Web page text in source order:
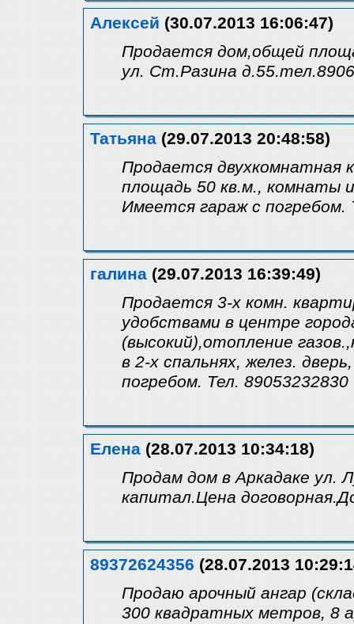
Алексей (30.07.2013 16:06:47)
Продается дом,общей
ул. Ст.Разина
Татьяна (29.07.2013 20:48:58)
Продается двухкомнатная
площадь 50 кв.м., комнаты
Имеется гараж с погребом.
галина (29.07.2013 16:39:49)
Продается 3-х комн.
удобствами в центре
(высокий),отопление
в 2-х спальнях, желез.
погребом. Тел. 89053232830
Елена (28.07.2013 10:34:18)
Продам дом в Аркадаке ул.
капитал.Цена
89372624356 (28.07.2013
Продаю арочный ангар
300 квадратных метров, 8